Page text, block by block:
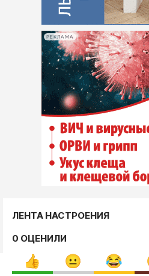
РЕКЛАМА
ЛЕНТА НАСТРОЕНИЯ
0 ОЦЕНИЛИ